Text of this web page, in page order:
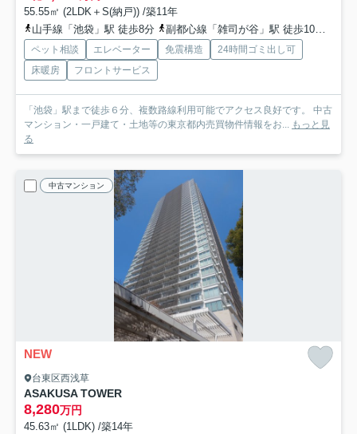
55.55㎡ (2LDK＋S(納戸)) /築11年
山手線「池袋」駅 徒歩8分
副都心線「雑司が谷」駅 徒歩10分
ペット相談 エレベーター 免震構造
24時間ゴミ出し可
床暖房
フロントサービス
「池袋」駅まで徒歩６分、複数路線利用可能でアクセス良好です。 中古
マンション・一戸建て・土地等の東京都内売買物件情報をお... もっと見
る
中古マンション
NEW
台東区西浅草
ASAKUSA TOWER
8,280万円
45.63㎡ (1LDK) /築14年